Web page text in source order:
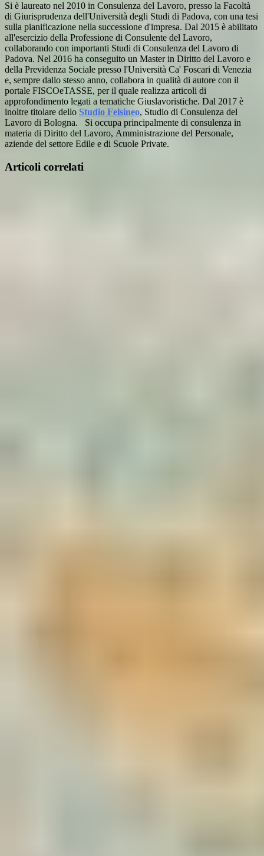
Si è laureato nel 2010 in Consulenza del Lavoro, presso la Facoltà
di Giurisprudenza dell'Università degli Studi di Padova, con una tesi
sulla pianificazione nella successione d'impresa. Dal 2015 è abilitato
all'esercizio della Professione di Consulente del Lavoro,
collaborando con importanti Studi di Consulenza del Lavoro di
Padova. Nel 2016 ha conseguito un Master in Diritto del Lavoro e
della Previdenza Sociale presso l'Università Ca' Foscari di Venezia
e, sempre dallo stesso anno, collabora in qualità di autore con il
portale FISCOeTASSE, per il quale realizza articoli di
approfondimento legati a tematiche Giuslavoristiche. Dal 2017 è
inoltre titolare dello Studio Felsineo, Studio di Consulenza del
Lavoro di Bologna. Si occupa principalmente di consulenza in
materia di Diritto del Lavoro, Amministrazione del Personale,
aziende del settore Edile e di Scuole Private.
Articoli correlati